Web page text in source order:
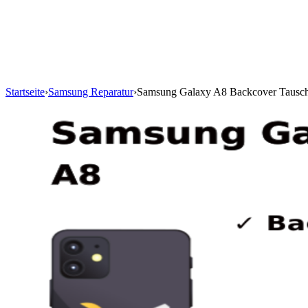
Startseite›Samsung Reparatur›Samsung Galaxy A8 Backcover